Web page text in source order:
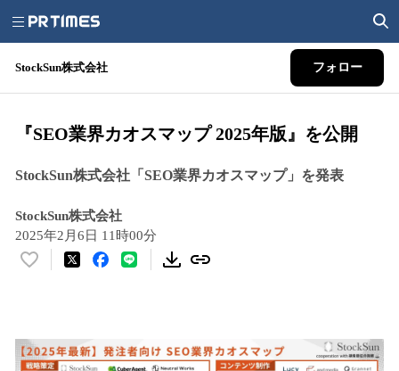
StockSun株式会社 フォロー
『SEO業界カオスマップ 2025年版』を公開
StockSun株式会社「SEO業界カオスマップ」を発表
StockSun株式会社
2025年2月6日 11時00分
い
数
を